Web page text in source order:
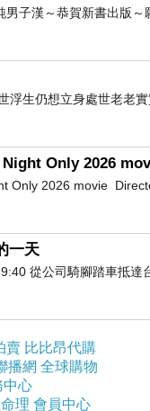
timberland官網
男子漢～恭賀新書出版
浮生仍想立身處世老老
Night Only 2026
Only 2026 movie
一天
從公司騎腳踏車抵
賣 比比昂代購
播網 全球購物
中心
理 會員中心